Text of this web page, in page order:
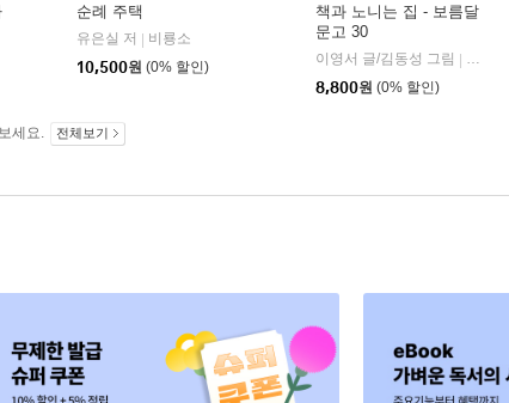
순례 주택
유은실 저 | 비룡소
10,500원 (0% 할인)
책과 노니는 집 - 보름달
문고 30
이영서 글/김동성 그림 |
8,800원 (0% 할인)
세요. 전체보기